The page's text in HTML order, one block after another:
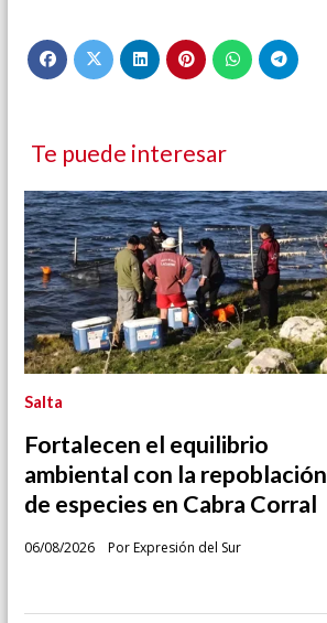
Te puede interesar
Fortalecen el equilibrio
ambiental con la repoblación
de especies en Cabra Corral
Por Expresión del Sur
Salta
06/08/2026